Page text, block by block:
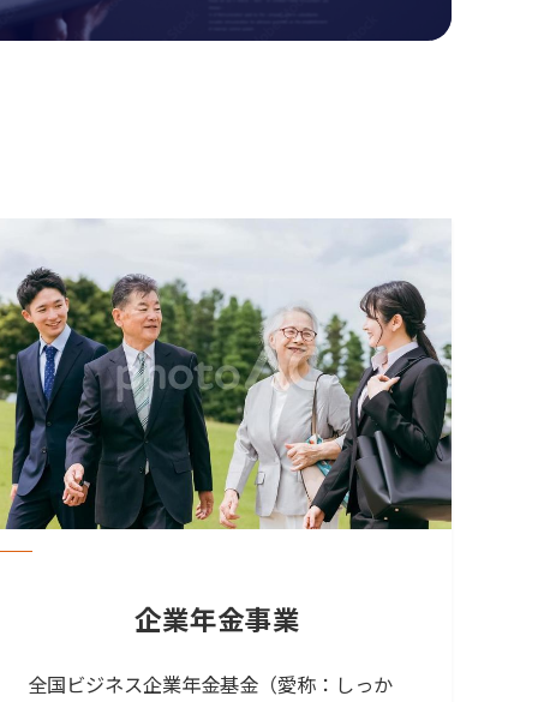
企業年金事業
全国ビジネス企業年金基金（愛称：しっか